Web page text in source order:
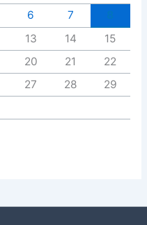
6 7
13 14
15
20 21
22
27 28
29